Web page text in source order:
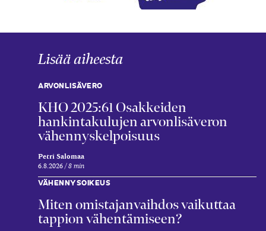
Lisää aiheesta
ARVONLISÄVERO
KHO 2025:61 Osakkeiden
hankintakulujen arvonlisäveron
vähennyskelpoisuus
Petri Salomaa
6.8.2026 8 min
VÄHENNYSOIKEUS
Miten omistajanvaihdos vaikuttaa
tappion vähentämiseen?